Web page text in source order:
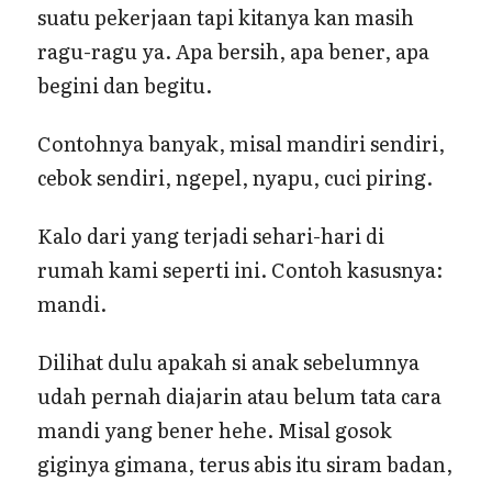
suatu pekerjaan tapi kitanya kan masih
ragu-ragu ya. Apa bersih, apa bener, apa
begini dan begitu.
Contohnya banyak, misal mandiri sendiri,
cebok sendiri, ngepel, nyapu, cuci piring.
Kalo dari yang terjadi sehari-hari di
rumah kami seperti ini. Contoh kasusnya:
mandi.
Dilihat dulu apakah si anak sebelumnya
udah pernah diajarin atau belum tata cara
mandi yang bener hehe. Misal gosok
giginya gimana, terus abis itu siram badan,